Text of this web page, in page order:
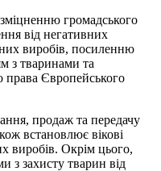
громадського
від негативних
виробів, посиленню
з тваринами та
права Європейського
продаж та передачу
встановлює вікові
виробів. Окрім цього,
з захисту тварин від